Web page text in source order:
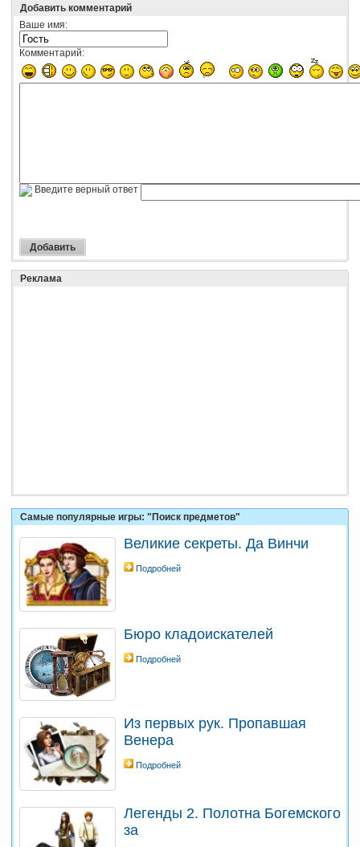
Добавить комментарий
Ваше имя:
Комментарий:
Введите верный ответ
Реклама
Самые популярные игры: "Поиск предметов"
Великие секреты. Да Винчи
Подробней
Бюро кладоискателей
Подробней
Из первых рук. Пропавшая
Венера
Подробней
Легенды 2. Полотна Богемского
за